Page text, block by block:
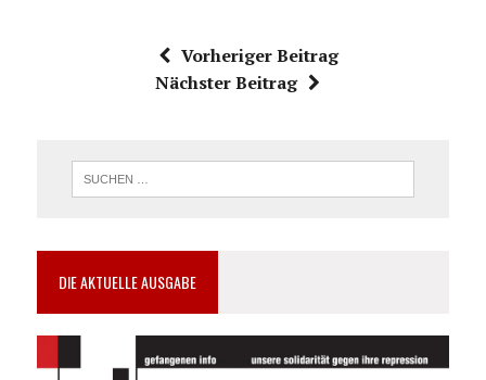
Vorheriger Beitrag
Nächster Beitrag
DIE AKTUELLE AUSGABE